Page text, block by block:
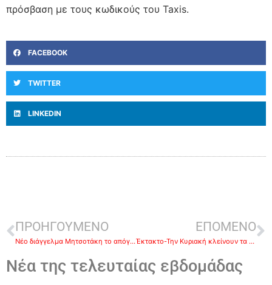
πρόσβαση με τους κωδικούς του Taxis.
FACEBOOK
TWITTER
LINKEDIN
ΠΡΟΗΓΟΥΜΕΝΟ
Νέο διάγγελμα Μητσοτάκη το απόγευμα
ΕΠΟΜΕΝΟ
Έκτακτο-Την Κυριακή κλείνουν τα σύνορα: Τέλος οι πτήσεις από και προς την Ελλάδα
Νέα της τελευταίας εβδομάδας